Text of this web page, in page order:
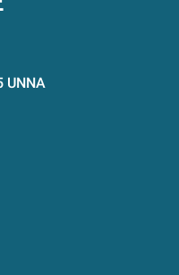
UNNA